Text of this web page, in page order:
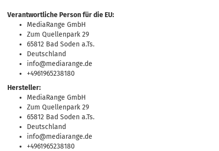
Verantwortliche Person für die EU:
MediaRange GmbH
Zum Quellenpark 29
65812 Bad Soden a.Ts.
Deutschland
info@mediarange.de
+4961965238180
Hersteller:
MediaRange GmbH
Zum Quellenpark 29
65812 Bad Soden a.Ts.
Deutschland
info@mediarange.de
+4961965238180